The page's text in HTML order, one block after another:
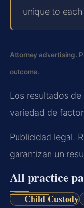
unique to each
Attorney advertising.
outcome.
Los resultados
variedad de
Publicidad legal.
garantizan un
All practice
Child Custody